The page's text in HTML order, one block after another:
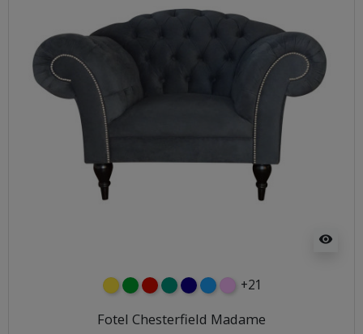
visibility
żółtyzielonyczerwony
turkusowy
granatowy
niebieski
różowy
+21
Fotel Chesterfield Madame